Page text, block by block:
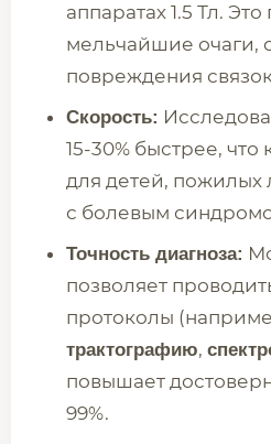
аппаратах 1.5 Тл.
мельчайшие очаги,
повреждения
Скорость:
15-30% быстрее,
для детей,
с болевым
Точность диагноза:
позволяет
протоколы
трактографию,
повышает
99%.